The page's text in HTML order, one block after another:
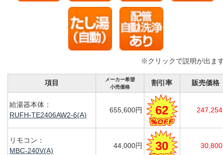
※クリックで説明が出ま
項目
メーカー希望
小売価格
割引率 販売価格
給湯器本体：
RUFH-TE2406AW2-6(A)
655,600円 62
リモコン：
MBC-240V(A)
44,000円 30